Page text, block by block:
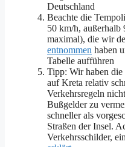
Deutschland
Beachte die
50 km/h,
maximal), die wir
entnommen haben
Tabelle aufführen
Tipp: Wir haben die
auf Kreta relativ
Verkehrsregeln
Bußgelder zu
schneller als
Straßen der Insel.
Verkehrsschilder,